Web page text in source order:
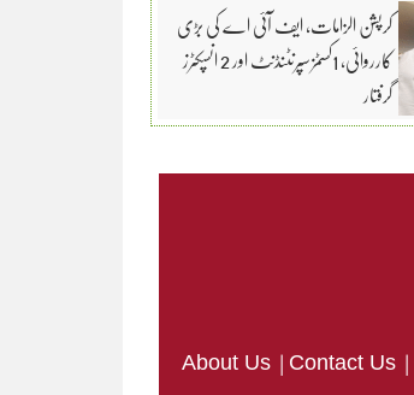
کرپشن الزامات، ایف آئی اے کی بڑی
کارروائی، 1کسٹمز سپرنٹنڈنٹ اور 2 انسپکٹرز
گرفتار
About Us | Contact Us |